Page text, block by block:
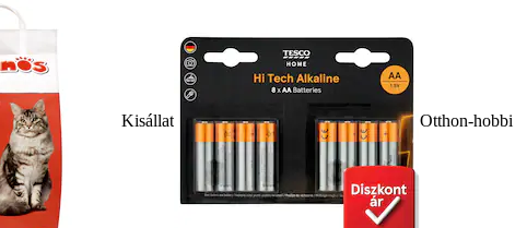
Kisállat Otthon-hobbi